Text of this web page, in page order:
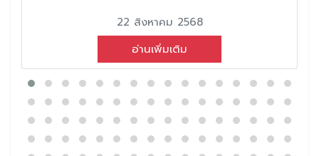
22 สิงหาคม 2568
อ่านเพิ่มเติม